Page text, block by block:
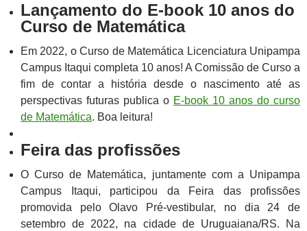
Lançamento do E-book 10 anos do
Curso de Matemática
Em 2022, o Curso de Matemática Licenciatura Unipampa
Campus Itaqui completa 10 anos! A Comissão de Curso a
fim de contar a história desde o nascimento até as
perspectivas futuras publica o E-book 10 anos do curso
de Matemática. Boa leitura!
Feira das profissões
O Curso de Matemática, juntamente com a Unipampa
Campus Itaqui, participou da Feira das profissões
promovida pelo Olavo Pré-vestibular, no dia 24 de
setembro de 2022, na cidade de Uruguaiana/RS. Na